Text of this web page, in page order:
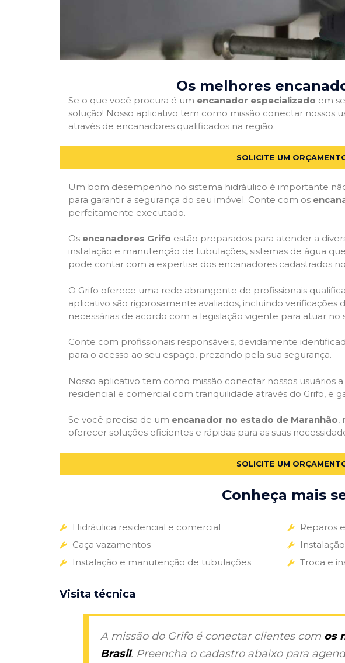
Os melhores
Se o que você procura é um encanador especializado em
solução! Nosso aplicativo tem como missão conectar nossos
através de encanadores qualificados na região.
SOLICITE UM
Um bom desempenho no sistema hidráulico é importante
para garantir a segurança do seu imóvel. Conte com os
perfeitamente executado.
Os encanadores Grifo estão preparados para atender a
instalação e manutenção de tubulações, sistemas de água
pode contar com a expertise dos encanadores cadastrados
O Grifo oferece uma rede abrangente de profissionais
aplicativo são rigorosamente avaliados, incluindo
necessárias de acordo com a legislação vigente para atuar
Conte com profissionais responsáveis, devidamente
para o acesso ao seu espaço, prezando pela sua segurança.
Nosso aplicativo tem como missão conectar nossos usuários
residencial e comercial com tranquilidade através do Grifo, e
Se você precisa de um encanador no estado de Maranhão,
oferecer soluções eficientes e rápidas para as suas
SOLICITE UM
Conheça mais
Hidráulica residencial e comercial
Caça vazamentos
Instalação e manutenção de tubulações
Reparos
Troca e
Visita técnica
A missão do Grifo é conectar clientes com os
Brasil. Preencha o cadastro abaixo para